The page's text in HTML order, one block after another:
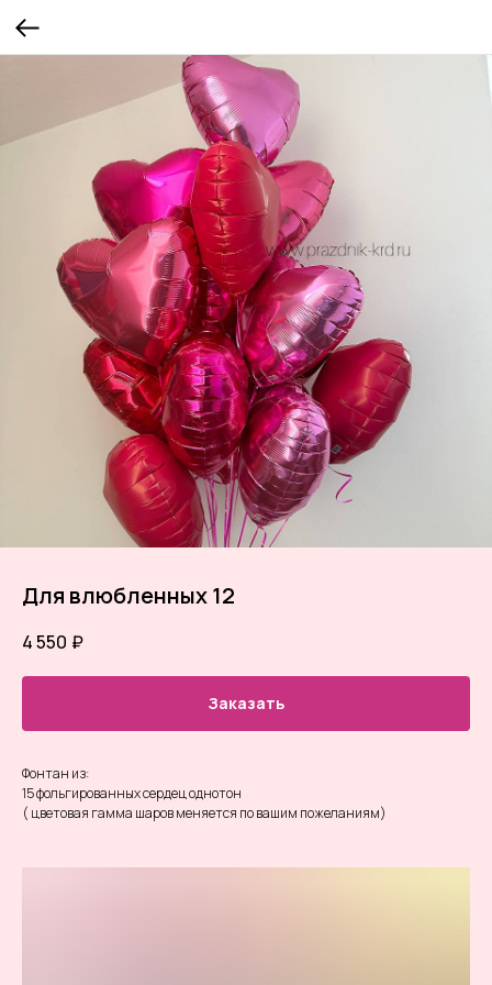
Для влюбленных 12
4 550 ₽
Заказать
Фонтан из:
15 фольгированных сердец однотон
( цветовая гамма шаров меняется по вашим пожеланиям)